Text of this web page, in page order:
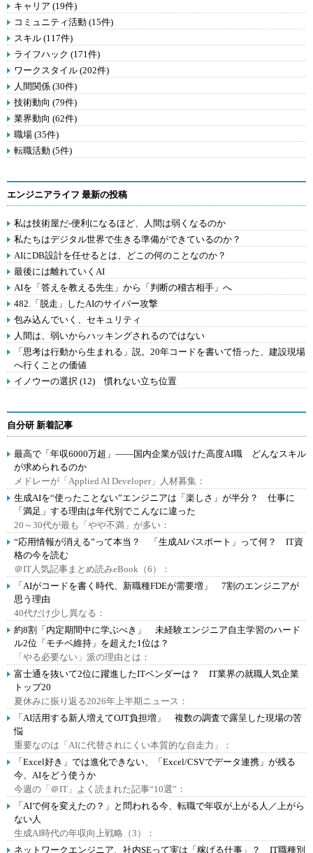
キャリア (19件)
コミュニティ活動 (15件)
スキル (117件)
ライフハック (171件)
ワークスタイル (202件)
人間関係 (30件)
技術動向 (79件)
業界動向 (62件)
職場 (35件)
転職活動 (5件)
エンジニアライフ 最新の投稿
私は技術屋だ-便利になるほど、人間は弱くなるのか
私たちはデジタル世界で生きる準備ができているのか？
AIにDB設計を任せるとは、どこの何のことなのか？
最後には離れていくAI
AIを「答えを教える先生」から「判断の稽古相手」へ
482.「脱走」したAIのサイバー攻撃
包み込んでいく、セキュリティ
人間は、弱いからハッキングされるのではない
「思考は行動から生まれる」説。20年コードを書いて悟った、建設現場
へ行くことの価値
イノウーの選択 (12) 慣れない立ち位置
自分研 新着記事
最高で「年収6000万超」――国内企業が設けた高度AI職 どんなスキル
が求められるのか
メドレーが「Applied AI Developer」人材募集：
生成AIを“使ったことない”エンジニアは「楽しさ」が半分？ 仕事に
「満足」する理由は年代別でこんなに違った
20～30代が最も「やや不満」が多い：
“応用情報が消える”って本当？ 「生成AIパスポート」って何？ IT資
格の今を読む
＠IT人気記事まとめ読みeBook（6）：
「AIがコードを書く時代、新職種FDEが需要増」 7割のエンジニアが
思う理由
40代だけ少し異なる：
約8割「内定期間中に学ぶべき」 未経験エンジニア自主学習のハード
ル2位「モチベ維持」を超えた1位は？
「やる必要ない」派の理由とは：
富士通を抜いて2位に躍進したITベンダーは？ IT業界の就職人気企業
トップ20
夏休みに振り返る2026年上半期ニュース：
「AI活用する新人増えてOJT負担増」 複数の調査で露呈した現場の苦
悩
重要なのは「AIに代替されにくい本質的な自走力」：
「Excel好き」では進化できない、「Excel/CSVでデータ連携」が残る
今、AIをどう使うか
今週の「＠IT」よく読まれた記事“10選”：
「AIで何を変えたの？」と問われる今、転職で年収が上がる人／上がら
ない人
生成AI時代の年収向上戦略（3）：
ネットワークエンジニア、社内SEって実は「稼げる仕事」？ IT職種別